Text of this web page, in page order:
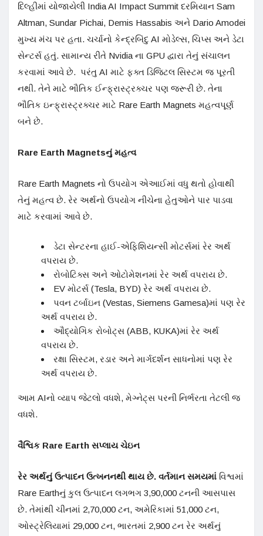
દિલ્હીમાં યોજાયેલી India AI Impact Summit દરમિયાન Sam
Altman, Sundar Pichai, Demis Hassabis અને Dario Amodei
મુખ્ય મંચ પર હતા. ચર્ચાનો કેન્દ્રબિંદુ AI મોડેલ્સ, ચિપ્સ અને ડેટા
સેન્ટર્સ હતું. સામાન્ય રીતે Nvidia ના GPU દ્વારા તેનું સંચાલન
કરવામાં આવે છે. પરંતુ AI માટે ફક્ત ડિજિટલ સિસ્ટમ જ પૂરતી
નથી. તેને માટે ભૌતિક ઈન્ફ્રાસ્ટ્રક્ચર પણ જરૂરી છે. તેના
ભૌતિક ઇન્ફ્રાસ્ટ્રક્ચર માટે Rare Earth Magnets મહત્વપૂર્ણ
બને છે.
Rare Earth Magnetsનું મહત્વ
Rare Earth Magnets નો ઉપયોગ એઆઈમાં વધુ થતો હોવાથી
તેનું મહત્વ છે. રેર અર્થનો ઉપયોગ નીચેના હેતુઓને પાર પાડવા
માટે કરવામાં આવે છે.
ડેટા સેન્ટરના હાઈ-એફિશિયન્સી મોટર્સમાં રેર અર્થ
વપરાય છે.
રોબોટિક્સ અને ઓટોમેશનમાં રેર અર્થ વપરાય છે.
EV મોટર્સ (Tesla, BYD) રેર અર્થ વપરાય છે.
પવન ટર્બાઇન (Vestas, Siemens Gamesa)માં પણ રેર
અર્થ વપરાય છે.
ઔદ્યોગિક રોબોટ્સ (ABB, KUKA)માં રેર અર્થ
વપરાય છે.
રક્ષા સિસ્ટમ, રડાર અને માર્ગદર્શન સાધનોમાં પણ રેર
અર્થ વપરાય છે.
આમ AIનો વ્યાપ જેટલો વધશે, મેગ્નેટ્સ પરની નિર્ભરતા તેટલી જ
વધશે.
વૈશ્વિક Rare Earth સપ્લાય ચેઇન
રેર અર્થનું ઉત્પાદન ઉત્ખનનથી થાય છે. વર્તમાન સમયમાં વિશ્વમાં
Rare Earthનું કુલ ઉત્પાદન લગભગ 3,90,000 ટનની આસપાસ
છે. તેમાંથી ચીનમાં 2,70,000 ટન, અમેરિકામાં 51,000 ટન,
ઓસ્ટ્રેલિયામાં 29,000 ટન, ભારતમાં 2,900 ટન રેર અર્થનું